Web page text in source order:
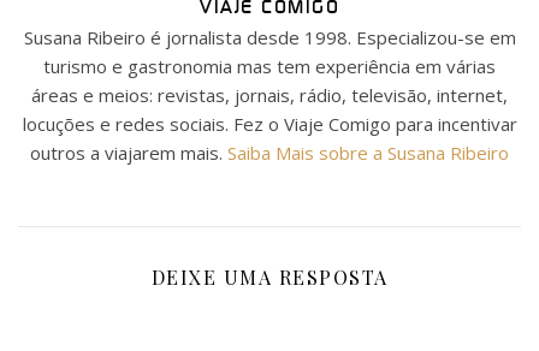
VIAJE COMIGO
Susana Ribeiro é jornalista desde 1998. Especializou-se em
turismo e gastronomia mas tem experiência em várias
áreas e meios: revistas, jornais, rádio, televisão, internet,
locuções e redes sociais. Fez o Viaje Comigo para incentivar
outros a viajarem mais. Saiba Mais sobre a Susana Ribeiro
DEIXE UMA RESPOSTA